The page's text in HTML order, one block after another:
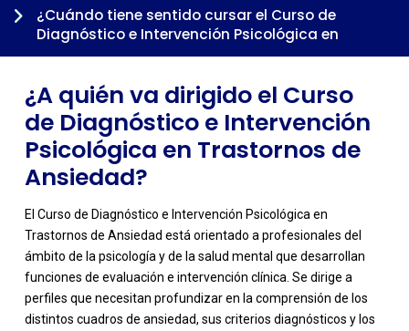
¿Cuándo tiene sentido cursar el Curso de
Diagnóstico e Intervención Psicológica en
Trastornos de Ansiedad dentro de una
¿A quién va dirigido el Curso
de Diagnóstico e Intervención
Psicológica en Trastornos de
Ansiedad?
El Curso de Diagnóstico e Intervención Psicológica en
Trastornos de Ansiedad está orientado a profesionales del
ámbito de la psicología y de la salud mental que desarrollan
funciones de evaluación e intervención clínica. Se dirige a
perfiles que necesitan profundizar en la comprensión de los
distintos cuadros de ansiedad, sus criterios diagnósticos y los